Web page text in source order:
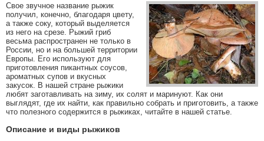
Свое звучное название рыжик
получил, конечно, благодаря цвету,
а также соку, который выделяется
из него на срезе. Рыжий гриб
весьма распространен не только в
России, но и на большей территории
Европы. Его используют для
приготовления пикантных соусов,
ароматных супов и вкусных
закусок. В нашей стране рыжики
любят заготавливать на зиму, их солят и маринуют. Как они
выглядят, где их найти, как правильно собрать и приготовить, а также
что полезного содержится в рыжиках, читайте в нашей статье.
Описание и виды рыжиков